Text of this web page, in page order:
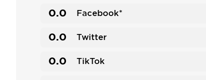
0.0 Facebook*
0.0 Twitter
0.0 TikTok